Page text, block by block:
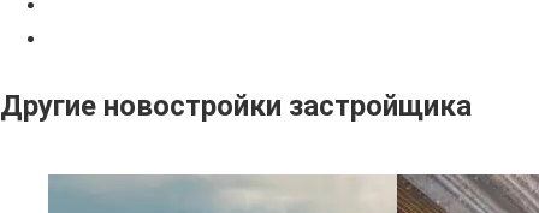
Другие новостройки застройщика